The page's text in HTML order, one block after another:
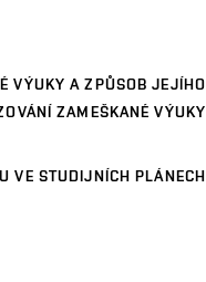
VÝUKY A ZPŮSOB JEJÍHO
ZAMEŠKANÉ VÝUKY
VE STUDIJNÍCH PLÁNECH